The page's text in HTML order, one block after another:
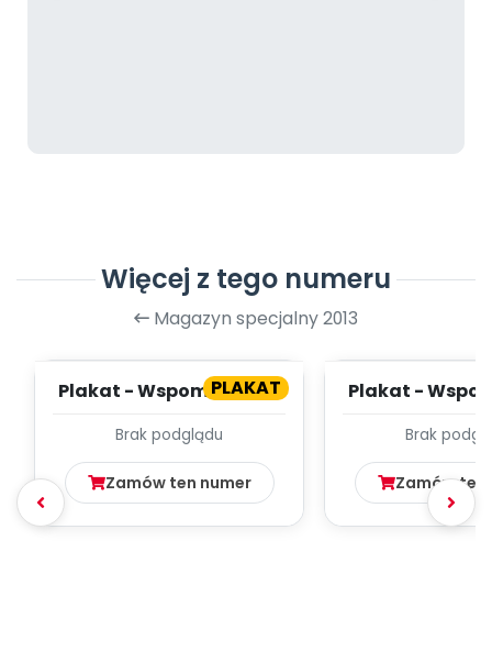
Więcej z tego numeru
Magazyn specjalny 2013
PLAKAT
Plakat - Wspomnienia z
Brak podglądu
Zamów ten numer
Plakat -
Brak
Zamów ten